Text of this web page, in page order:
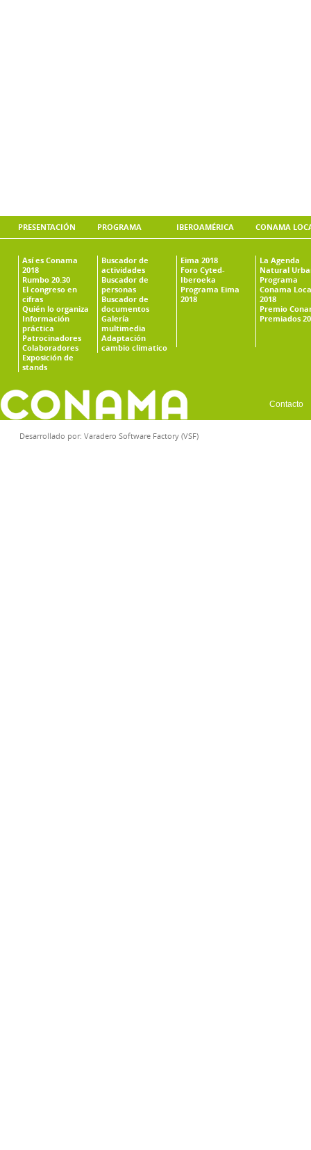
PRESENTACIÓN
Así es Conama
2018
Rumbo 20.30
El congreso en
cifras
Quién lo organiza
Información
práctica
Patrocinadores
Colaboradores
Exposición de
stands
PROGRAMA
Buscador de
actividades
Buscador de
personas
Buscador de
documentos
Galería
multimedia
Adaptación
cambio climatico
IBEROAMÉRICA
Eima 2018
Foro Cyted-
Iberoeka
Programa Eima
2018
CONAMA
La Agenda
Natural
Programa
Conama
2018
Premio
Premiados
Contacto
Desarrollado por: Varadero Software Factory (VSF)